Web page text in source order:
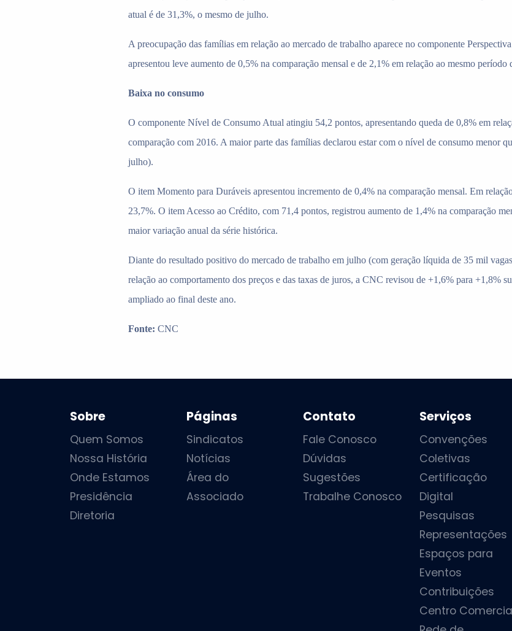
atual é de 31,3%, o mesmo de julho.
A preocupação das famílias em relação ao mercado de trabalho aparece no componente
apresentou leve aumento de 0,5% na comparação mensal e de 2,1% em relação ao mesmo período
Baixa no consumo
O componente Nível de Consumo Atual atingiu 54,2 pontos, apresentando queda de 0,8% em
comparação com 2016. A maior parte das famílias declarou estar com o nível de consumo menor
julho).
O item Momento para Duráveis apresentou incremento de 0,4% na comparação mensal. Em
23,7%. O item Acesso ao Crédito, com 71,4 pontos, registrou aumento de 1,4% na comparação
maior variação anual da série histórica.
Diante do resultado positivo do mercado de trabalho em julho (com geração líquida de 35 mil
relação ao comportamento dos preços e das taxas de juros, a CNC revisou de +1,6% para +1,8%
ampliado ao final deste ano.
Fonte: CNC
Sobre
Quem Somos
Nossa História
Onde Estamos
Presidência
Diretoria
Páginas
Sindicatos
Notícias
Área do
Associado
Contato
Fale Conosco
Dúvidas
Sugestões
Trabalhe Conosco
Serviços
Convenções
Coletivas
Certificação
Digital
Pesquisas
Representações
Espaços para
Eventos
Contribuições
Centro